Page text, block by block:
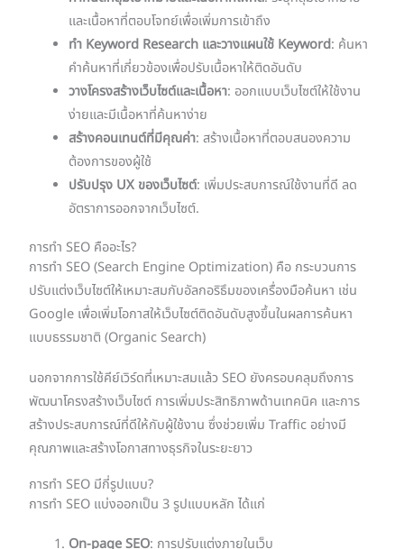
และเนื้อหาที่ตอบโจทย์เพื่อเพิ่มการเข้าถึง
ทำ Keyword Research และวางแผนใช้ Keyword: ค้นหา
คำค้นหาที่เกี่ยวข้องเพื่อปรับเนื้อหาให้ติดอันดับ
วางโครงสร้างเว็บไซต์และเนื้อหา: ออกแบบเว็บไซต์ให้ใช้งาน
ง่ายและมีเนื้อหาที่ค้นหาง่าย
สร้างคอนเทนต์ที่มีคุณค่า: สร้างเนื้อหาที่ตอบสนองความ
ต้องการของผู้ใช้
ปรับปรุง UX ของเว็บไซต์: เพิ่มประสบการณ์ใช้งานที่ดี ลด
อัตราการออกจากเว็บไซต์.
การทำ SEO คืออะไร?
การทำ SEO (Search Engine Optimization) คือ กระบวนการ
ปรับแต่งเว็บไซต์ให้เหมาะสมกับอัลกอริธึมของเครื่องมือค้นหา เช่น
Google เพื่อเพิ่มโอกาสให้เว็บไซต์ติดอันดับสูงขึ้นในผลการค้นหา
แบบธรรมชาติ (Organic Search)
นอกจากการใช้คีย์เวิร์ดที่เหมาะสมแล้ว SEO ยังครอบคลุมถึงการ
พัฒนาโครงสร้างเว็บไซต์ การเพิ่มประสิทธิภาพด้านเทคนิค และการ
สร้างประสบการณ์ที่ดีให้กับผู้ใช้งาน ซึ่งช่วยเพิ่ม Traffic อย่างมี
คุณภาพและสร้างโอกาสทางธุรกิจในระยะยาว
การทำ SEO มีกี่รูปแบบ?
การทำ SEO แบ่งออกเป็น 3 รูปแบบหลัก ได้แก่
On-page SEO: การปรับแต่งภายในเว็บ